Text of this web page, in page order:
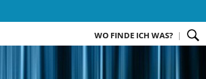
WO FINDE ICH WAS?